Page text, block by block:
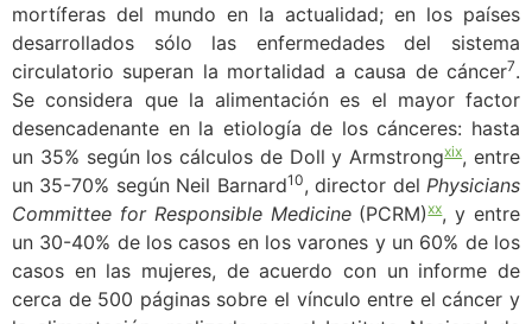
mortíferas del mundo en la actualidad; en los países
desarrollados sólo las enfermedades del sistema
circulatorio superan la mortalidad a causa de cáncer7.
Se considera que la alimentación es el mayor factor
desencadenante en la etiología de los cánceres: hasta
un 35% según los cálculos de Doll y Armstrongxix, entre
un 35-70% según Neil Barnard10, director delPhysicians
Committee for Responsible Medicine(PCRM)xx, y entre
un 30-40% de los casos en los varones y un 60% de los
casos en las mujeres, de acuerdo con un informe de
cerca de 500 páginas sobre el vínculo entre el cáncer y